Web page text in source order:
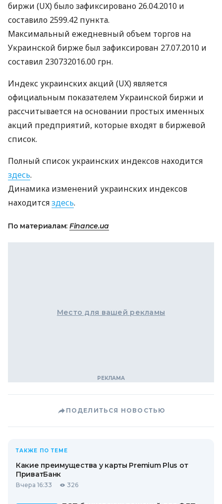
биржи (UX) было зафиксировано 26.04.2010 и
составило 2599.42 пункта.
Максимальный ежедневный объем торгов на
Украинской бирже был зафиксирован 27.07.2010 и
составил 230732016.00 грн.
Индекс украинских акций (UX) является
официальным показателем Украинской биржи и
рассчитывается на основании простых именных
акций предприятий, которые входят в биржевой
список.
Полный список украинских индексов находится
здесь.
Динамика изменений украинских индексов
находитсяздесь.
По материалам: Finance.ua
Место для вашей рекламы
ПОДЕЛИТЬСЯ НОВОСТЬЮ
ТАКЖЕ ПО ТЕМЕ
Какие преимущества у карты Premium Plus от
ПриватБанк
Вчера 16:33 326